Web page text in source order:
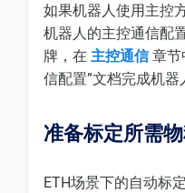
如果机器人使用主控
机器人的主控通信配
牌，在 主控通信章节
信配置”文档完成机器
准备标定所需
ETH场景下的自动标